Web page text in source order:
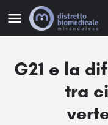
G21 e la
tra